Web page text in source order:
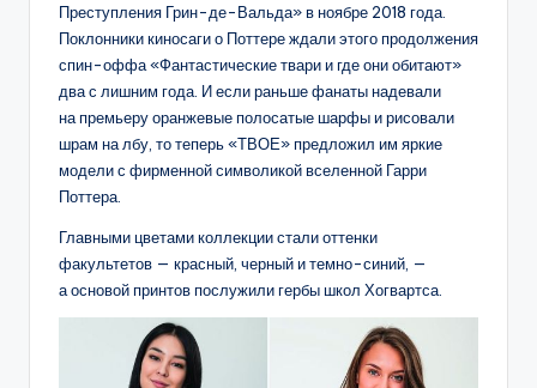
Преступления Грин-де-Вальда» в ноябре 2018 года.
Поклонники киносаги о Поттере ждали этого продолжения
спин-оффа «Фантастические твари и где они обитают»
два с лишним года. И если раньше фанаты надевали
на премьеру оранжевые поло­сатые шарфы и рисовали
шрам на лбу, то теперь «ТВОЕ» предложил им яркие
модели с фирменной символикой вселен­ной Гарри
Поттера.
Главными цветами коллекции стали оттенки
факультетов — красный, черный и темно-синий, —
а основой принтов послужили гербы школ Хогвартса.